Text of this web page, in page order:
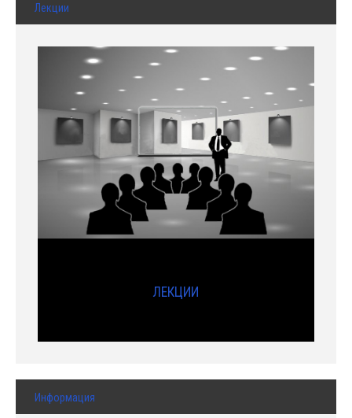
Лекции
ЛЕКЦИИ
Информация